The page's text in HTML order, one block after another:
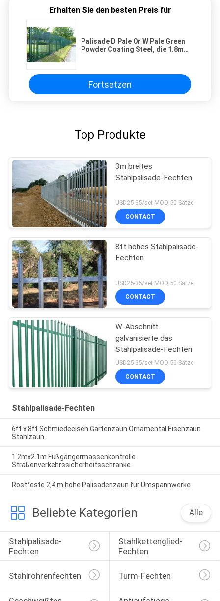
Erhalten Sie den besten Preis für
Palisade D Pale Or W Pale Green
Powder Coating Steel, die 1.8m
Fortsetzen
Top Produkte
3m breites
Stahlpalisade-Fechten
USD25-35/set MOQ:50 Sätze
CONTACT
8ft hohes Stahlpalisade-
Fechten
USD25-35/set MOQ:50 Sätze
CONTACT
W-Abschnitt
galvanisierte das
Stahlpalisade-Fechten
USD25-35/set MOQ:50 Sätze
CONTACT
Stahlpalisade-Fechten
6ft x 8ft Schmiedeeisen Gartenzaun Ornamental Eisenzaun
Stahlzaun
1.2mx2.1m Fußgängermassenkontrolle
Straßenverkehrssicherheitsschranke
Rostfeste 2,4 m hohe Palisadenzaun für Umspannwerke
Beliebte Kategorien Alle
Stahlpalisade-
Fechten
Stahlkettenglied-
Fechten
Stahlröhrenfechten Turm-Fechten